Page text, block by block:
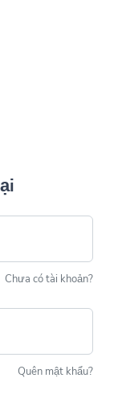
Chưa có tài khoản?
Quên mật khẩu?